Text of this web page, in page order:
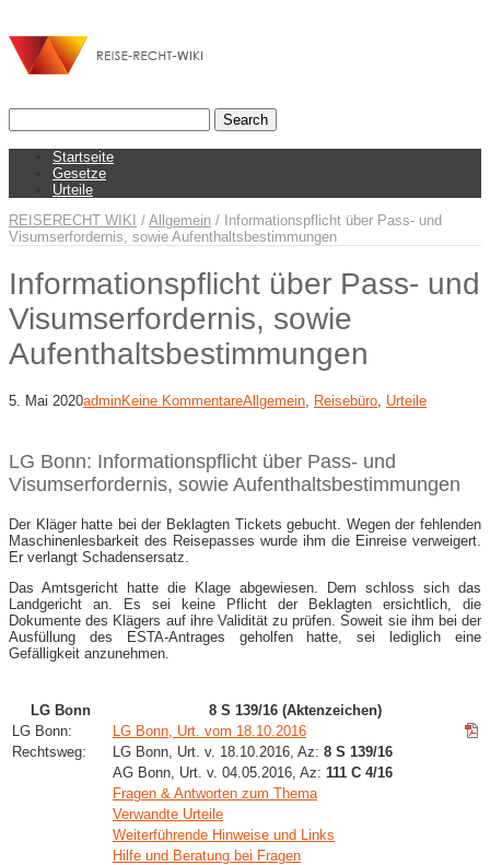
Startseite
Gesetze
Urteile
REISERECHT WIKI / Allgemein / Informationspflicht über Pass- und
Visumserfordernis, sowie Aufenthaltsbestimmungen
Informationspflicht über Pass- und
Visumserfordernis, sowie
Aufenthaltsbestimmungen
5. Mai 2020adminKeine KommentareAllgemein Reisebüro Urteile
LG Bonn: Informationspflicht über Pass- und
Visumserfordernis, sowie Aufenthaltsbestimmungen
Der Kläger hatte bei der Beklagten Tickets gebucht. Wegen der fehlenden
Maschinenlesbarkeit des Reisepasses wurde ihm die Einreise verweigert.
Er verlangt Schadensersatz.
Das Amtsgericht hatte die Klage abgewiesen. Dem schloss sich das
Landgericht an. Es sei keine Pflicht der Beklagten ersichtlich, die
Dokumente des Klägers auf ihre Validität zu prüfen. Soweit sie ihm bei der
Ausfüllung des ESTA-Antrages geholfen hatte, sei lediglich eine
Gefälligkeit anzunehmen.
LG Bonn
8 S 139/16 (Aktenzeichen)
LG Bonn:
LG Bonn, Urt. vom 18.10.2016
Rechtsweg:
LG Bonn, Urt. v. 18.10.2016, Az: 8 S 139/16
AG Bonn, Urt. v. 04.05.2016, Az: 111 C 4/16
Fragen & Antworten zum Thema
Verwandte Urteile
Weiterführende Hinweise und Links
Hilfe und Beratung bei Fragen